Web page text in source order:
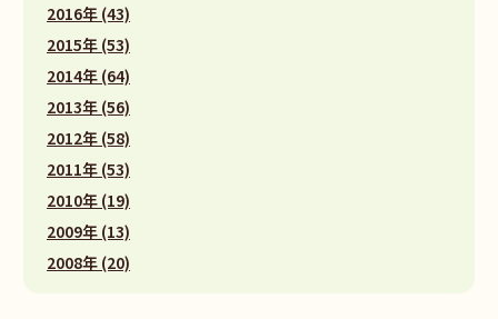
2016年 (43)
2015年 (53)
2014年 (64)
2013年 (56)
2012年 (58)
2011年 (53)
2010年 (19)
2009年 (13)
2008年 (20)